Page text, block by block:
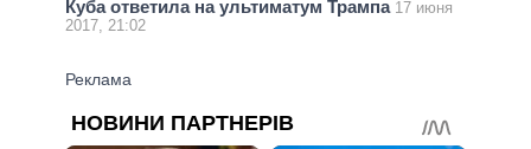
Куба ответила на ультиматум Трампа 17 июня
2017, 21:02